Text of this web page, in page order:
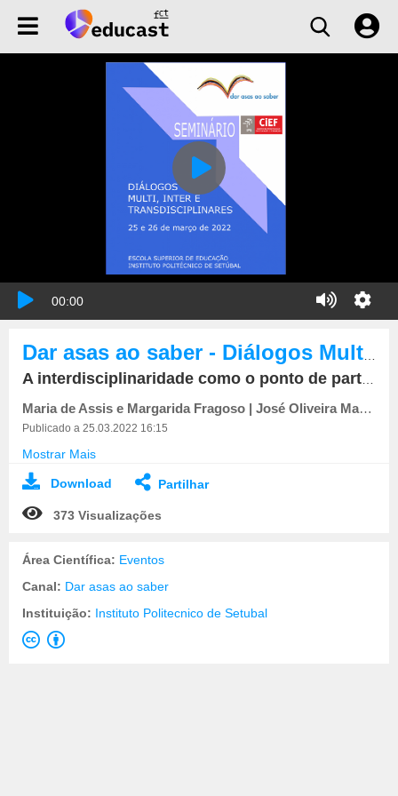
00:00
A interdisciplinaridade como o ponto de partida: o que diz a investigação?
Maria de Assis e Margarida Fragoso | José Oliveira Martins | Dina Rocha
Publicado a 25.03.2022 16:15
Mostrar Mais
Download Partilhar
373 Visualizações
Área Científica: Eventos
Canal: Dar asas ao saber
Instituição: Instituto Politecnico de Setubal